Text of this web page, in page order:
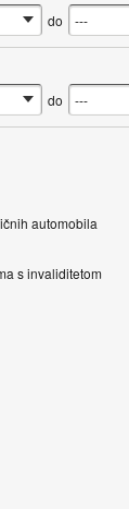
do
do
automobila
s invaliditetom